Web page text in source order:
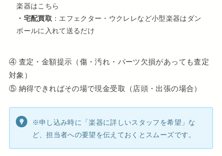
楽器はこちら
・宅配買取 ：エフェクター・ウクレレなど小型楽器はダン
ボールに入れて送るだけ
④ 査定・金額提示（傷・汚れ・パーツ欠損があっても査定
対象）
⑤ 納得できればその場で現金受取（店頭・出張の場合）
※申し込み時に「楽器に詳しいスタッフを希望」な
ど、担当者への要望を伝えておくとスムーズです。